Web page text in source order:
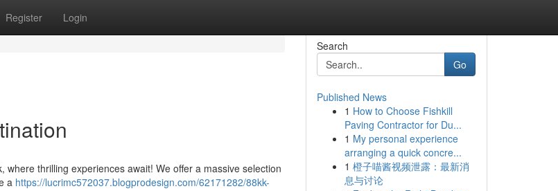
Register Login
thrilling experiences await! We offer a massive selection
a https://lucrimc572037.blogprodesign.com/62171282/88kk-
Search
Go
Published News
1 How to Choose Fishkill
Paving Contractor for Du...
1 My personal experience
arranging a quick concre...
1 橙子喵酱视频泄露：最新消
息与讨论